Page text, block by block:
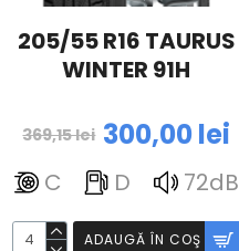
205/55 R16 TAURUS
WINTER 91H
300,00 lei
369,15 lei
C D 72dB
ADAUGĂ ÎN COŞ